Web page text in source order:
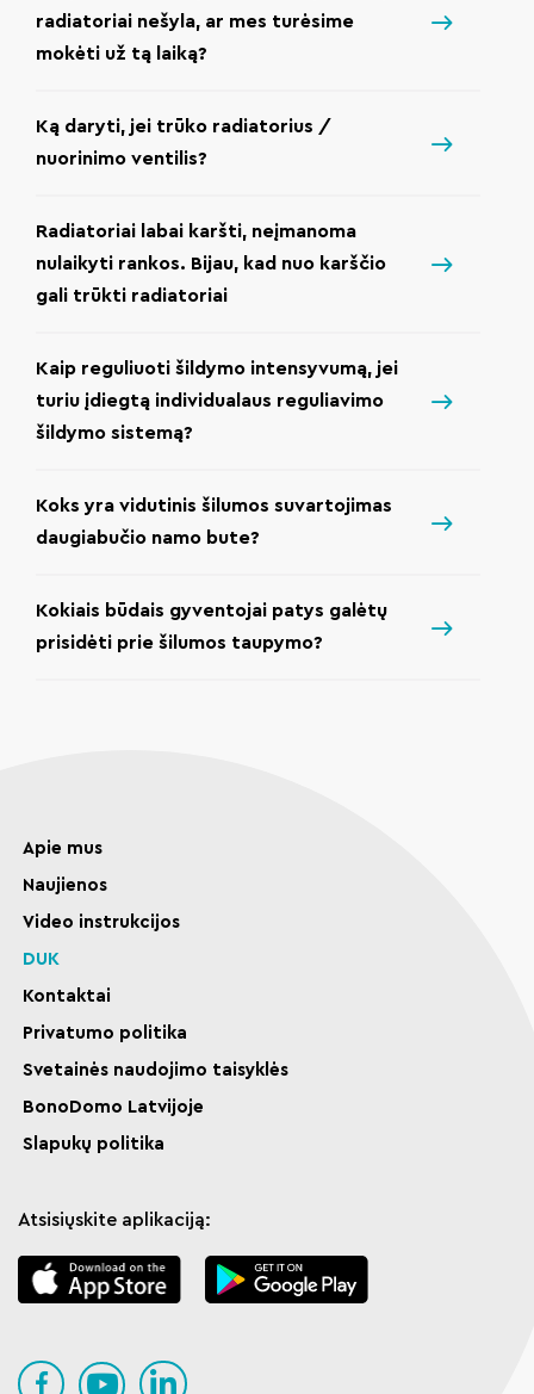
radiatoriai nešyla, ar mes turėsime
mokėti už tą laiką?
Ką daryti, jei trūko radiatorius /
nuorinimo ventilis?
Radiatoriai labai karšti, neįmanoma
nulaikyti rankos. Bijau, kad nuo karščio
gali trūkti radiatoriai
Kaip reguliuoti šildymo intensyvumą, jei
turiu įdiegtą individualaus reguliavimo
šildymo sistemą?
Koks yra vidutinis šilumos suvartojimas
daugiabučio namo bute?
Kokiais būdais gyventojai patys galėtų
prisidėti prie šilumos taupymo?
Apie mus
Naujienos
Video instrukcijos
DUK
Kontaktai
Privatumo politika
Svetainės naudojimo taisyklės
BonoDomo Latvijoje
Slapukų politika
Atsisiųskite aplikaciją: